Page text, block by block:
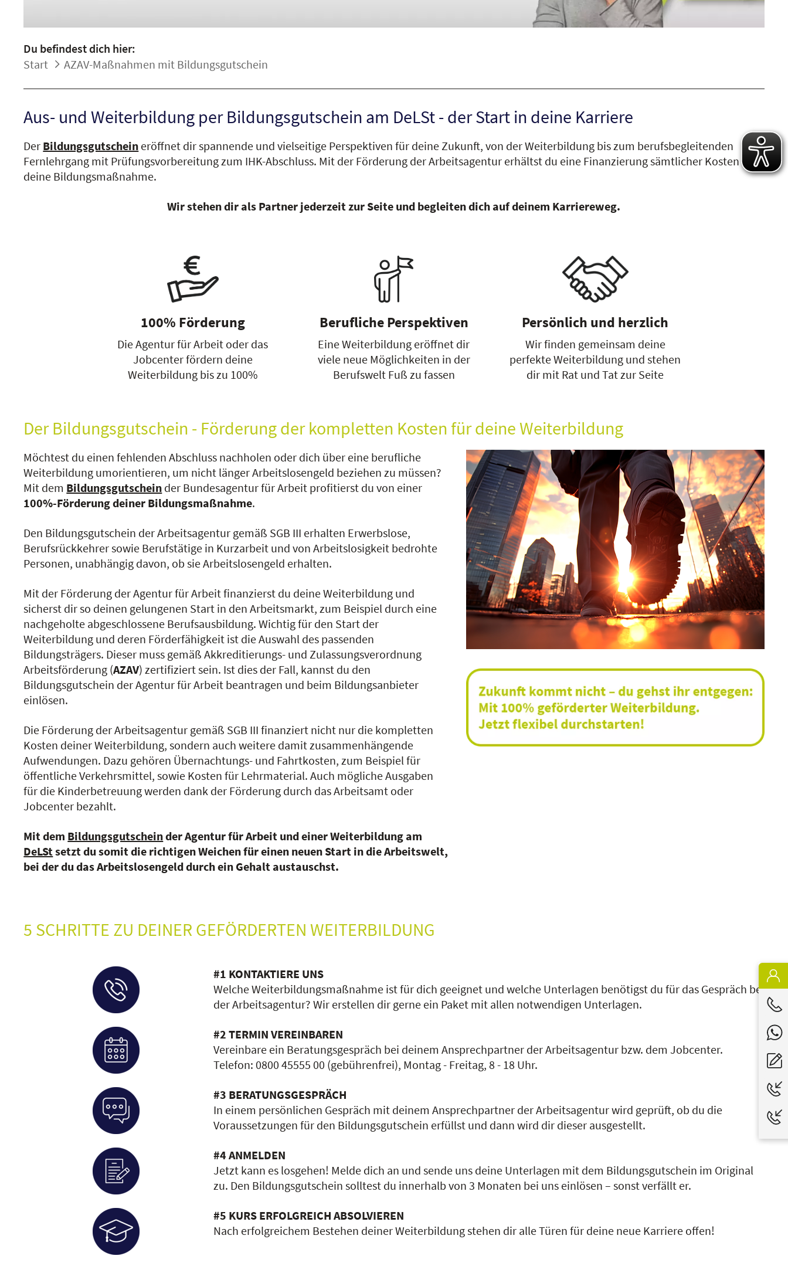
Du befindest dich hier:
Start
AZAV-Maßnahmen mit Bildungsgutschein
Aus- und Weiterbildung per Bildungsgutschein am DeLSt - der Start in deine Karriere
Der Bildungsgutschein eröffnet dir spannende und vielseitige Perspektiven für deine Zukunft, von der Weiterbildung bis zum berufsbegleitenden
Fernlehrgang mit Prüfungsvorbereitung zum IHK-Abschluss. Mit der Förderung der Arbeitsagentur erhältst du eine Finanzierung sämtlicher Kosten für
deine Bildungsmaßnahme.
Wir stehen dir als Partner jederzeit zur Seite und begleiten dich auf deinem Karriereweg.
100% Förderung
Die Agentur für Arbeit oder das
Jobcenter fördern deine
Weiterbildung bis zu 100%
Berufliche Perspektiven
Eine Weiterbildung eröffnet dir
viele neue Möglichkeiten in der
Berufswelt Fuß zu fassen
Persönlich und herzlich
Wir finden gemeinsam deine
perfekte Weiterbildung und stehen
dir mit Rat und Tat zur Seite
Der Bildungsgutschein - Förderung der kompletten Kosten für deine Weiterbildung
Möchtest du einen fehlenden Abschluss nachholen oder dich über eine berufliche
Weiterbildung umorientieren, um nicht länger Arbeitslosengeld beziehen zu müssen?
Mit dem Bildungsgutschein der Bundesagentur für Arbeit profitierst du von einer
100%-Förderung deiner Bildungsmaßnahme.
Den Bildungsgutschein der Arbeitsagentur gemäß SGB III erhalten Erwerbslose,
Berufsrückkehrer sowie Berufstätige in Kurzarbeit und von Arbeitslosigkeit bedrohte
Personen, unabhängig davon, ob sie Arbeitslosengeld erhalten.
Mit der Förderung der Agentur für Arbeit finanzierst du deine Weiterbildung und
sicherst dir so deinen gelungenen Start in den Arbeitsmarkt, zum Beispiel durch eine
nachgeholte abgeschlossene Berufsausbildung. Wichtig für den Start der
Weiterbildung und deren Förderfähigkeit ist die Auswahl des passenden
Bildungsträgers. Dieser muss gemäß Akkreditierungs- und Zulassungsverordnung
Arbeitsförderung (AZAV) zertifiziert sein. Ist dies der Fall, kannst du den
Bildungsgutschein der Agentur für Arbeit beantragen und beim Bildungsanbieter
einlösen.
Die Förderung der Arbeitsagentur gemäß SGB III finanziert nicht nur die kompletten
Kosten deiner Weiterbildung, sondern auch weitere damit zusammenhängende
Aufwendungen. Dazu gehören Übernachtungs- und Fahrtkosten, zum Beispiel für
öffentliche Verkehrsmittel, sowie Kosten für Lehrmaterial. Auch mögliche Ausgaben
für die Kinderbetreuung werden dank der Förderung durch das Arbeitsamt oder
Jobcenter bezahlt.
Mit dem Bildungsgutscheinder Agentur für Arbeit und einer Weiterbildung am
DeLStsetzt du somit die richtigen Weichen für einen neuen Start in die Arbeitswelt,
bei der du das Arbeitslosengeld durch ein Gehalt austauschst.
5 SCHRITTE ZU DEINER GEFÖRDERTEN WEITERBILDUNG
#1 KONTAKTIERE UNS
Welche Weiterbildungsmaßnahme ist für dich geeignet und welche Unterlagen benötigst du für das Gespräch bei
der Arbeitsagentur? Wir erstellen dir gerne ein Paket mit allen notwendigen Unterlagen.
#2 TERMIN VEREINBAREN
Vereinbare ein Beratungsgespräch bei deinem Ansprechpartner der Arbeitsagentur bzw. dem Jobcenter.
Telefon: 0800 45555 00 (gebührenfrei), Montag - Freitag, 8 - 18 Uhr.
#3 BERATUNGSGESPRÄCH
In einem persönlichen Gespräch mit deinem Ansprechpartner der Arbeitsagentur wird geprüft, ob du die
Voraussetzungen für den Bildungsgutschein erfüllst und dann wird dir dieser ausgestellt.
#4 ANMELDEN
Jetzt kann es losgehen! Melde dich an und sende uns deine Unterlagen mit dem Bildungsgutschein im Original
zu. Den Bildungsgutschein solltest du innerhalb von 3 Monaten bei uns einlösen – sonst verfällt er.
#5 KURS ERFOLGREICH ABSOLVIEREN
Nach erfolgreichem Bestehen deiner Weiterbildung stehen dir alle Türen für deine neue Karriere offen!